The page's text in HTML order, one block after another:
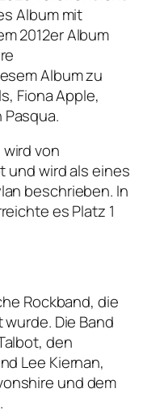
Album mit
2012er Album
Album zu
Fiona Apple,
wird von
und wird als eines
beschrieben. In
es Platz 1
Rockband, die
Die Band
den
Lee Kiernan,
und dem